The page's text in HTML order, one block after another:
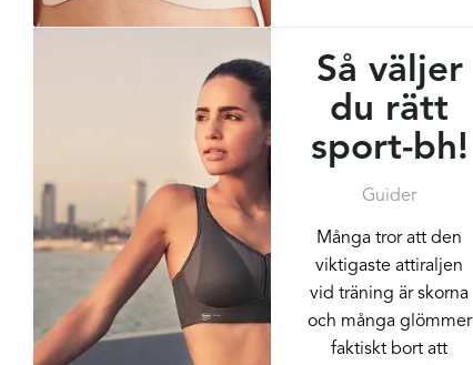
Så väljer
du rätt
sport-bh!
Guider
Många tror att den
viktigaste attiraljen
vid träning är skorna
och många glömmer
faktiskt bort att